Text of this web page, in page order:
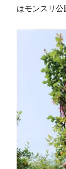
はモンスリ公